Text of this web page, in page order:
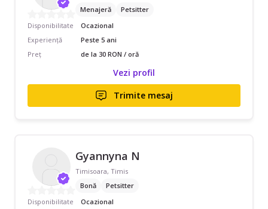
Menajeră
Petsitter
Disponibilitate
Ocazional
Experiență
Peste 5 ani
Preț
de la 30 RON / oră
Vezi profil
Trimite mesaj
Gyannyna N
Timisoara, Timis
Bonă
Petsitter
Disponibilitate
Ocazional